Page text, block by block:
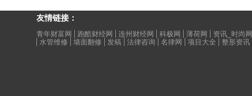
友情链接：
青年财富网 跑酷财经网 连州财经网 科极网 薄荷网 资讯_时尚网
水管维修
墙面翻修 发稿 法律咨询 名律网 项目大全 整形资讯